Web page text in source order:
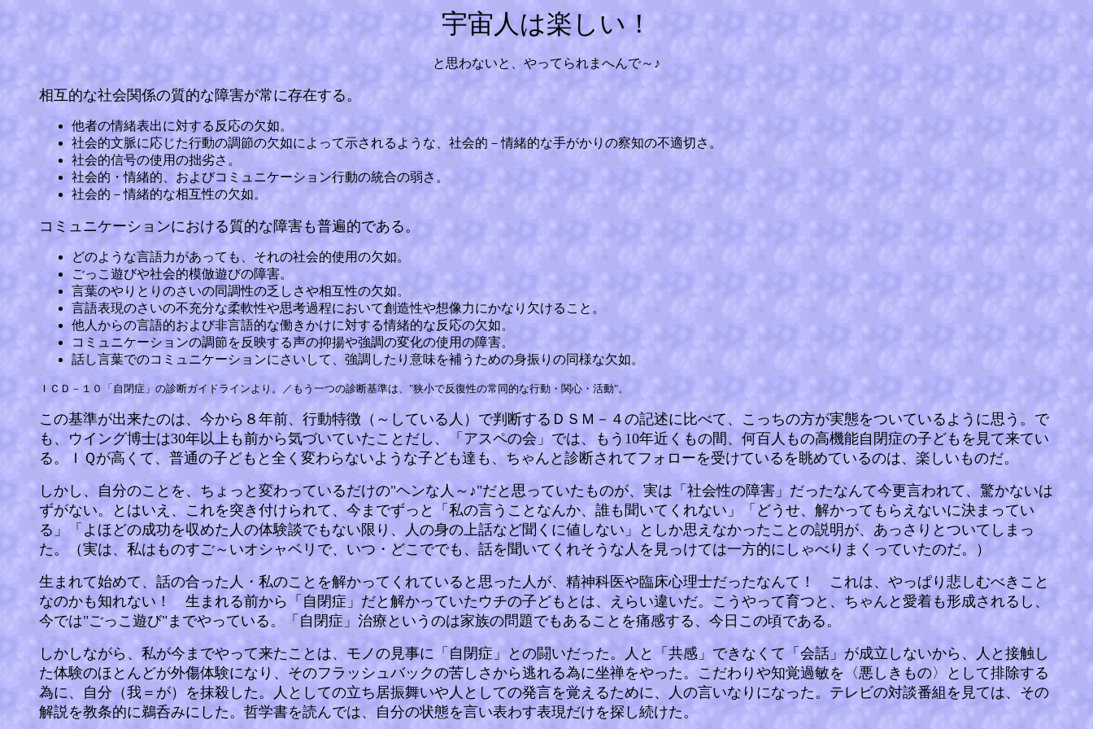
宇宙人は楽しい！
と思わないと、やってられまへんで～♪
相互的な社会関係の質的な障害が常に存在する。
他者の情緒表出に対する反応の欠如。
社会的文脈に応じた行動の調節の欠如によって示されるような、社会的－情緒的な手がかりの察知の不適切さ。
社会的信号の使用の拙劣さ。
社会的・情緒的、およびコミュニケーション行動の統合の弱さ。
社会的－情緒的な相互性の欠如。
コミュニケーションにおける質的な障害も普遍的である。
どのような言語力があっても、それの社会的使用の欠如。
ごっこ遊びや社会的模倣遊びの障害。
言葉のやりとりのさいの同調性の乏しさや相互性の欠如。
言語表現のさいの不充分な柔軟性や思考過程において創造性や想像力にかなり欠けること。
他人からの言語的および非言語的な働きかけに対する情緒的な反応の欠如。
コミュニケーションの調節を反映する声の抑揚や強調の変化の使用の障害。
話し言葉でのコミュニケーションにさいして、強調したり意味を補うための身振りの同様な欠如。
ＩＣＤ－１０「自閉症」の診断ガイドラインより。／もう一つの診断基準は、"狭小で反復性の常同的な行動・関心・活動"。
この基準が出来たのは、今から８年前、行動特徴（～している人）で判断するＤＳＭ－４の記述に比べて、こっちの方が実態をついているように思う。で
も、ウイング博士は30年以上も前から気づいていたことだし、「アスペの会」では、もう10年近くもの間、何百人もの高機能自閉症の子どもを見て来てい
る。ＩＱが高くて、普通の子どもと全く変わらないような子ども達も、ちゃんと診断されてフォローを受けているを眺めているのは、楽しいものだ。
しかし、自分のことを、ちょっと変わっているだけの"ヘンな人～♪"だと思っていたものが、実は「社会性の障害」だったなんて今更言われて、驚かないは
ずがない。とはいえ、これを突き付けられて、今までずっと「私の言うことなんか、誰も聞いてくれない」「どうせ、解かってもらえないに決まってい
る」「よほどの成功を収めた人の体験談でもない限り、人の身の上話など聞くに値しない」としか思えなかったことの説明が、あっさりとついてしまっ
た。（実は、私はものすご～いオシャベリで、いつ・どこででも、話を聞いてくれそうな人を見っけては一方的にしゃべりまくっていたのだ。）
生まれて始めて、話の合った人・私のことを解かってくれていると思った人が、精神科医や臨床心理士だったなんて！ これは、やっぱり悲しむべきこと
なのかも知れない！ 生まれる前から「自閉症」だと解かっていたウチの子どもとは、えらい違いだ。こうやって育つと、ちゃんと愛着も形成されるし、
今では"ごっこ遊び"までやっている。「自閉症」治療というのは家族の問題でもあることを痛感する、今日この頃である。
しかしながら、私が今までやって来たことは、モノの見事に「自閉症」との闘いだった。人と「共感」できなくて「会話」が成立しないから、人と接触し
た体験のほとんどが外傷体験になり、そのフラッシュバックの苦しさから逃れる為に坐禅をやった。こだわりや知覚過敏を〈悪しきもの〉として排除する
為に、自分（我＝が）を抹殺した。人としての立ち居振舞いや人としての発言を覚えるために、人の言いなりになった。テレビの対談番組を見ては、その
解説を教条的に鵜呑みにした。哲学書を読んでは、自分の状態を言い表わす表現だけを探し続けた。